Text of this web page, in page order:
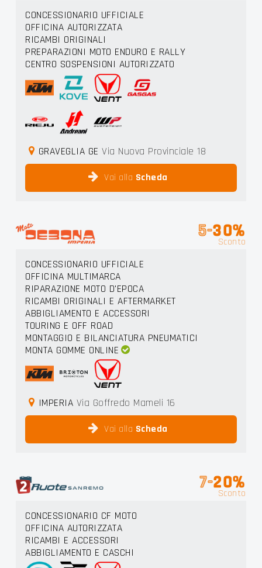
CONCESSIONARIO UFFICIALE
OFFICINA AUTORIZZATA
RICAMBI ORIGINALI
PREPARAZIONI MOTO ENDURO E RALLY
CENTRO SOSPENSIONI AUTORIZZATO
GRAVEGLIA GE Via Nuova Provinciale 18
Vai alla Scheda
5-30%
Sconto
CONCESSIONARIO UFFICIALE
OFFICINA MULTIMARCA
RIPARAZIONE MOTO D'EPOCA
RICAMBI ORIGINALI E AFTERMARKET
ABBIGLIAMENTO E ACCESSORI
TOURING E OFF ROAD
MONTAGGIO E BILANCIATURA PNEUMATICI
MONTA GOMME ONLINE
IMPERIA Via Goffredo Mameli 16
Vai alla Scheda
7-20%
Sconto
CONCESSIONARIO CF MOTO
OFFICINA AUTORIZZATA
RICAMBI E ACCESSORI
ABBIGLIAMENTO E CASCHI